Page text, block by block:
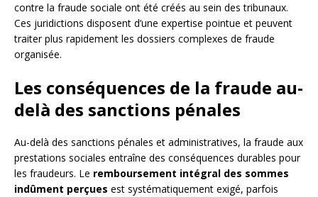
contre la fraude sociale ont été créés au sein des tribunaux.
Ces juridictions disposent d’une expertise pointue et peuvent
traiter plus rapidement les dossiers complexes de fraude
organisée.
Les conséquences de la fraude au-
delà des sanctions pénales
Au-delà des sanctions pénales et administratives, la fraude aux
prestations sociales entraîne des conséquences durables pour
les fraudeurs. Le remboursement intégral des sommes
indûment perçues est systématiquement exigé, parfois